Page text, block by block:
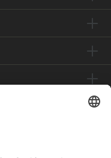
Shop
Shop in Deutschland.